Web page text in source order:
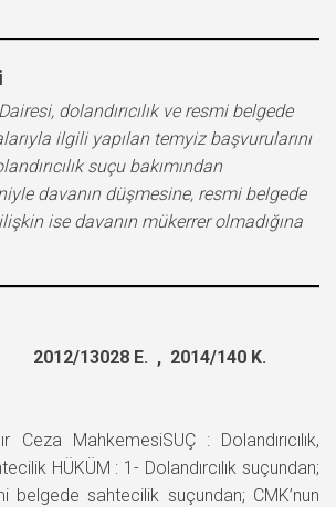
dolandırıcılık ve resmi belgede
ilgili yapılan temyiz başvurularını
suçu bakımından
davanın düşmesine, resmi belgede
ise davanın mükerrer olmadığına
2012/13028 E. , 2014/140 K.
Ceza MahkemesiSUÇ : Dolandırıcılık,
HÜKÜM : 1- Dolandırcılık suçundan;
sahtecilik suçundan; CMK’nun